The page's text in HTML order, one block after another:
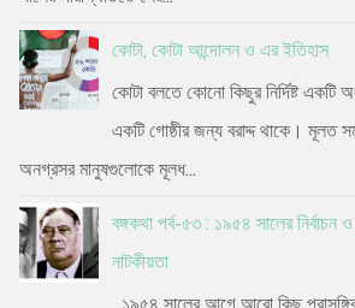
কোটা, কোটা আন্দোলন ও এর ইতিহাস
কোটা বলতে কোনো কিছুর নির্দিষ্ট একটি
একটি গোষ্ঠীর জন্য বরাদ্দ থাকে। মূলত
অনগ্রসর মানুষগুলোকে মূলধ...
বঙ্গকথা পর্ব-৫৩ : ১৯৫৪ সালের নির্বাচন
নাটকীয়তা